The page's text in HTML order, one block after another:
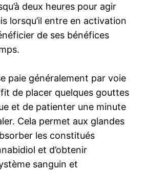
deux heures pour agir
lorsqu’il entre en activation
de ses bénéfices
paie généralement par voie
de placer quelques gouttes
et de patienter une minute
Cela permet aux glandes
les constitués
et d’obtenir
sanguin et